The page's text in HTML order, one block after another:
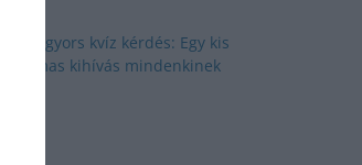
Nyolc gyors kvíz kérdés: Egy kis
izgalmas kihívás mindenkinek